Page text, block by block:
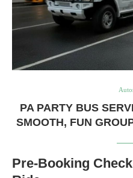
PA PARTY BUS
SMOOTH, FUN
Pre-Booking